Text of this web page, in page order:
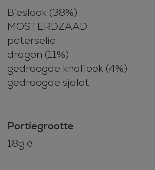
Bieslook (38%)
MOSTERDZAAD
peterselie
dragon (11%)
gedroogde knoflook (4%)
gedroogde sjalot
Portiegrootte
18g ℮